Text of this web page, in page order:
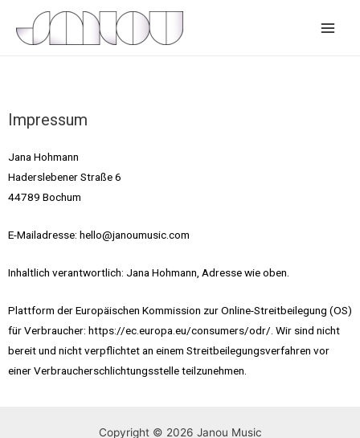
Impressum
Jana Hohmann
Haderslebener Straße 6
44789 Bochum
E-Mailadresse: hello@janoumusic.com
Inhaltlich verantwortlich: Jana Hohmann, Adresse wie oben.
Plattform der Europäischen Kommission zur Online-Streitbeilegung (OS)
für Verbraucher: https://ec.europa.eu/consumers/odr/. Wir sind nicht
bereit und nicht verpflichtet an einem Streitbeilegungsverfahren vor
einer Verbraucherschlichtungsstelle teilzunehmen.
Copyright © 2026 Janou Music